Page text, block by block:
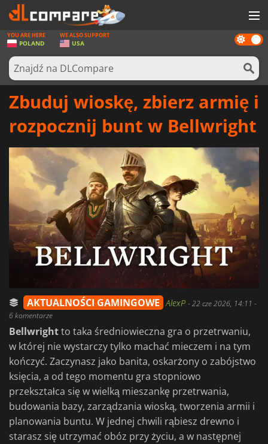
GRY
KARTY DO GIER
OPROGRAMOWANIE
SPRZĘT KOMPUTEROWY
AKTUALNOŚCI
ZALOGUJ SIĘ LUB ZAREJESTRUJ
Dark
mode
YOU ARE HERE
POLAND
WE ALSO SUPPORT
USA
Zbuduj wioskę, zbierz armię i
rozpocznij bunt w Bellwright
AKTUALNOŚCI GAMINGOWE AlexP -22 cze 2026, 14:11 -
6 komentarze
Bellwrightto taka średniowieczna gra o przetrwaniu,
w której nie wystarczy tylko machać mieczem i na tym
kończyć. Zaczynasz jako banita, oskarżony o zabójstwo
księcia, a od tego momentu gra stopniowo
przekształca się w wielką mieszankę przetrwania,
budowania bazy, zarządzania wioską, tworzenia armii i
planowania buntu. W jednej chwili rąbiesz drewno i
starasz się utrzymać obóz przy życiu, a w następnej